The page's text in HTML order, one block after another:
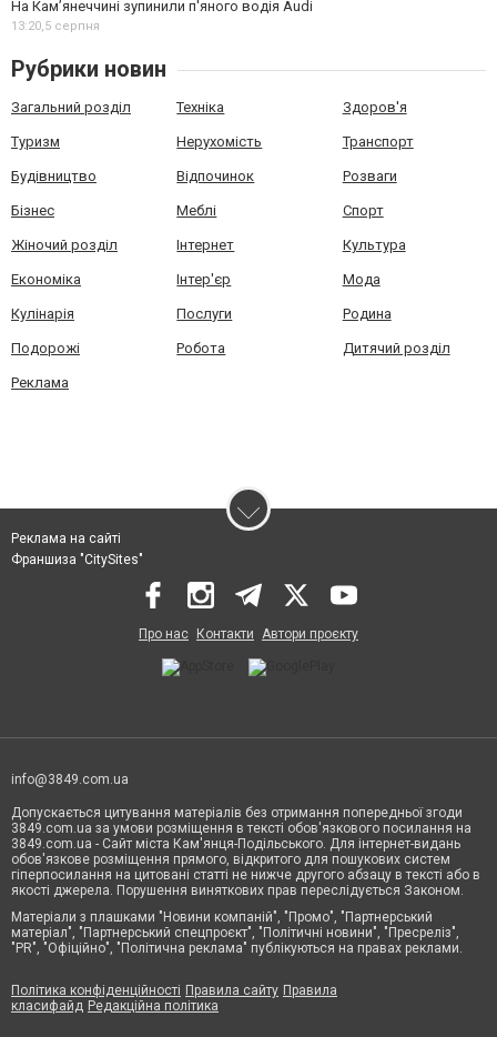
На Камʼянеччині зупинили п'яного водія Audi
13:20,5 серпня
Рубрики новин
Загальний розділ Техніка Здоров'я
Туризм Нерухомість Транспорт
Будівництво Відпочинок Розваги
Бізнес Меблі Спорт
Жіночий розділ Інтернет Культура
Економіка Інтер'єр Мода
Кулінарія Послуги Родина
Подорожі Робота Дитячий розділ
Реклама
Реклама на сайті
Франшиза "CitySites"
Про нас Контакти Автори проєкту
info@3849.com.ua
Допускається цитування матеріалів без отримання попередньої згоди
3849.com.ua за умови розміщення в тексті обов'язкового посилання на
3849.com.ua - Сайт міста Кам'янця-Подільського. Для інтернет-видань
обов'язкове розміщення прямого, відкритого для пошукових систем
гіперпосилання на цитовані статті не нижче другого абзацу в тексті або в
якості джерела. Порушення виняткових прав переслідується Законом.
Матеріали з плашками "Новини компаній", "Промо", "Партнерський
матеріал", "Партнерський спецпроєкт", "Політичні новини", "Пресреліз",
"PR", "Офіційно", "Політична реклама" публікуються на правах реклами.
Політика конфіденційності Правила сайту Правила
класифайд Редакційна політика